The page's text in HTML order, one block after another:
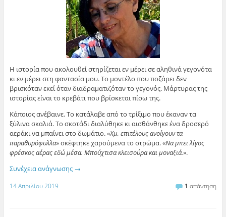
Η ιστορία που ακολουθεί στηρίζεται εν μέρει σε αληθινά γεγονότα
κι εν μέρει στη φαντασία μου. Το μοντέλο που ποζάρει δεν
βρισκόταν εκεί όταν διαδραματιζόταν το γεγονός. Μάρτυρας της
ιστορίας είναι το κρεβάτι που βρίσκεται πίσω της.
Κάποιος ανέβαινε. To κατάλαβε από το τρίξιμο που έκαναν τα
ξύλινα σκαλιά. Το σκοτάδι διαλύθηκε κι αισθάνθηκε ένα δροσερό
αεράκι να μπαίνει στο δωμάτιο. «Χμ, επιτέλους ανοίγουν τα
παραθυρόφυλλα» σκέφτηκε χαρούμενα το στρώμα. «Να μπει λίγος
φρέσκος αέρας εδώ μέσα. Μπούχτισα κλεισούρα και μοναξιά.».
Συνέχεια ανάγνωσης →
14 Απριλίου 2019 1 απάντηση